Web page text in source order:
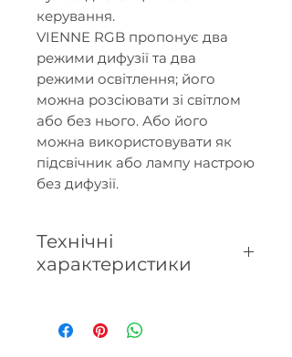
керування.
VIENNE RGB пропонує два
режими дифузії та два
режими освітлення; його
можна розсіювати зі світлом
або без нього. Або його
можна використовувати як
підсвічник або лампу настрою
без дифузії.
Технічні
характеристики
- Місткість резервуара: 110 мл.
- Пульт дистанційного